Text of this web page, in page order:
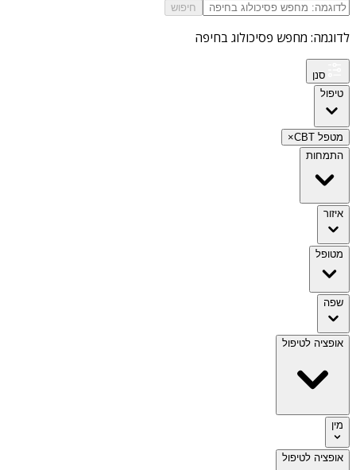
חיפוש
לדוגמה: מחפש פסיכולוג בחיפה
סנן
טיפול
מטפל CBT
×
התמחות
איזור
מטופל
שפה
אופציה לטיפול
מין
אופציה לטיפול